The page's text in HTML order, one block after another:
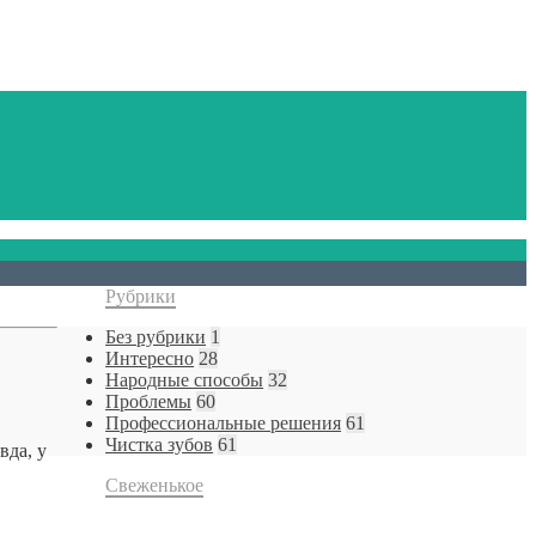
у
Рубрики
Без рубрики 1
Интересно 28
Народные способы 32
Проблемы 60
Профессиональные решения 61
Чистка зубов 61
Свеженькое